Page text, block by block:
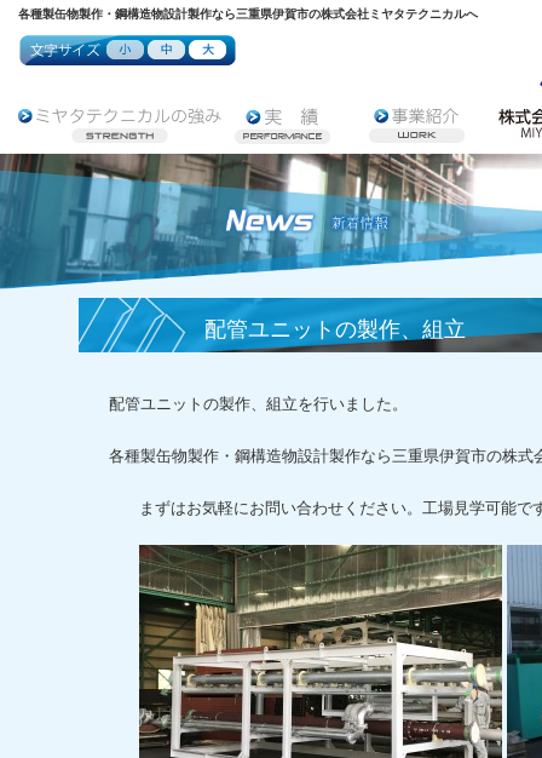
各種製缶物製作・鋼構造物設計製作なら三重県伊賀市の株式会社ミヤタテクニカルへ
配管ユニットの製作、組立
配管ユニットの製作、組立を行いました。
各種製缶物製作・鋼構造物設計製作なら三重県伊賀市の株式
まずはお気軽にお問い合わせください。工場見学可能で